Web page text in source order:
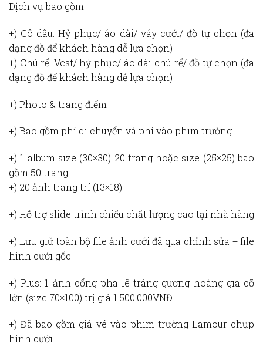
Dịch vụ bao gồm:
+) Cô dâu: Hỷ phục/ áo dài/ váy cưới/ đồ tự chọn (đa
dạng đồ để khách hàng dễ lựa chọn)
+) Chú rể: Vest/ hỷ phục/ áo dài chú rể/ đồ tự chọn (đa
dạng đồ để khách hàng dễ lựa chọn)
+) Photo & trang điểm
+) Bao gồm phí di chuyển và phí vào phim trường
+) 1 album size (30×30) 20 trang hoặc size (25×25) bao
gồm 50 trang
+) 20 ảnh trang trí (13×18)
+) Hỗ trợ slide trình chiếu chất lượng cao tại nhà hàng
+) Lưu giữ toàn bộ file ảnh cưới đã qua chỉnh sửa + file
hình cưới gốc
+) Plus: 1 ảnh cổng pha lê tráng gương hoàng gia cỡ
lớn (size 70×100) trị giá 1.500.000VNĐ.
+) Đã bao gồm giá vé vào phim trường Lamour chụp
hình cưới